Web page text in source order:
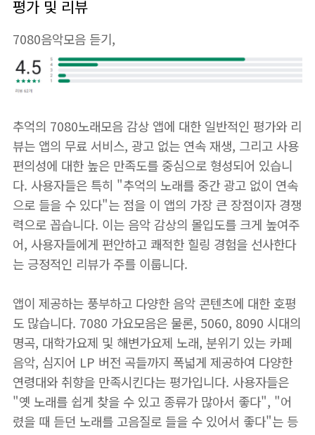
평가 및 리뷰
7080음악모음 듣기,
추억의 7080노래모음 감상 앱에 대한 일반적인 평가와 리
뷰는 앱의 무료 서비스, 광고 없는 연속 재생, 그리고 사용
편의성에 대한 높은 만족도를 중심으로 형성되어 있습니
다. 사용자들은 특히 "추억의 노래를 중간 광고 없이 연속
으로 들을 수 있다"는 점을 이 앱의 가장 큰 장점이자 경쟁
력으로 꼽습니다. 이는 음악 감상의 몰입도를 크게 높여주
어, 사용자들에게 편안하고 쾌적한 힐링 경험을 선사한다
는 긍정적인 리뷰가 주를 이룹니다.
앱이 제공하는 풍부하고 다양한 음악 콘텐츠에 대한 호평
도 많습니다. 7080 가요모음은 물론, 5060, 8090 시대의
명곡, 대학가요제 및 해변가요제 노래, 분위기 있는 카페
음악, 심지어 LP 버전 곡들까지 폭넓게 제공하여 다양한
연령대와 취향을 만족시킨다는 평가입니다. 사용자들은
"옛 노래를 쉽게 찾을 수 있고 종류가 많아서 좋다", "어
렸을 때 듣던 노래를 고음질로 들을 수 있어서 좋다"는 등